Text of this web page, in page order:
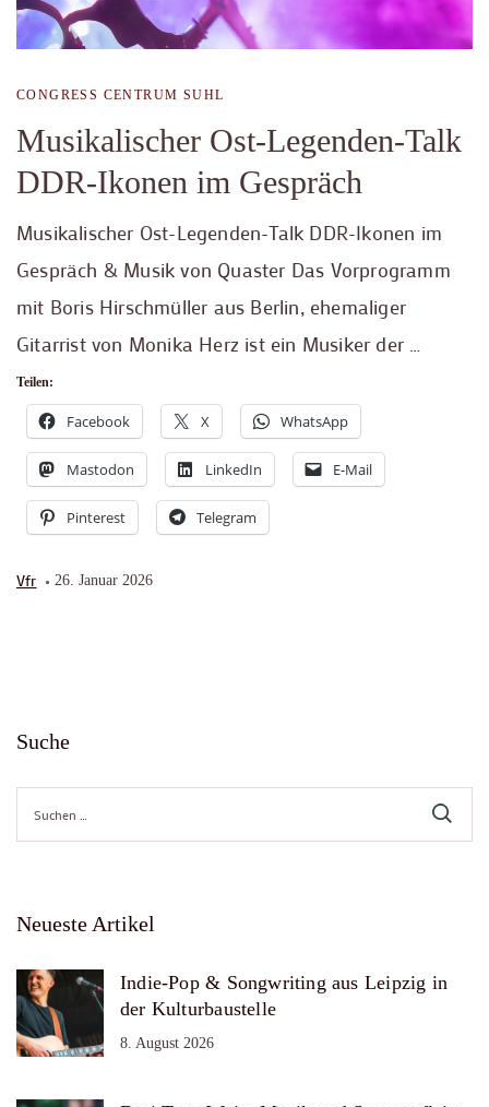
CONGRESS CENTRUM SUHL
Musikalischer Ost-Legenden-Talk
DDR-Ikonen im Gespräch
Musikalischer Ost-Legenden-Talk DDR-Ikonen im
Gespräch & Musik von Quaster Das Vorprogramm
mit Boris Hirschmüller aus Berlin, ehemaliger
Gitarrist von Monika Herz ist ein Musiker der …
Teilen:
Facebook X WhatsApp
Mastodon LinkedIn E-Mail
Pinterest Telegram
Vfr 26. Januar 2026
Suche
nach:
Neueste Artikel
Indie-Pop & Songwriting aus Leipzig in
der Kulturbaustelle
8. August 2026